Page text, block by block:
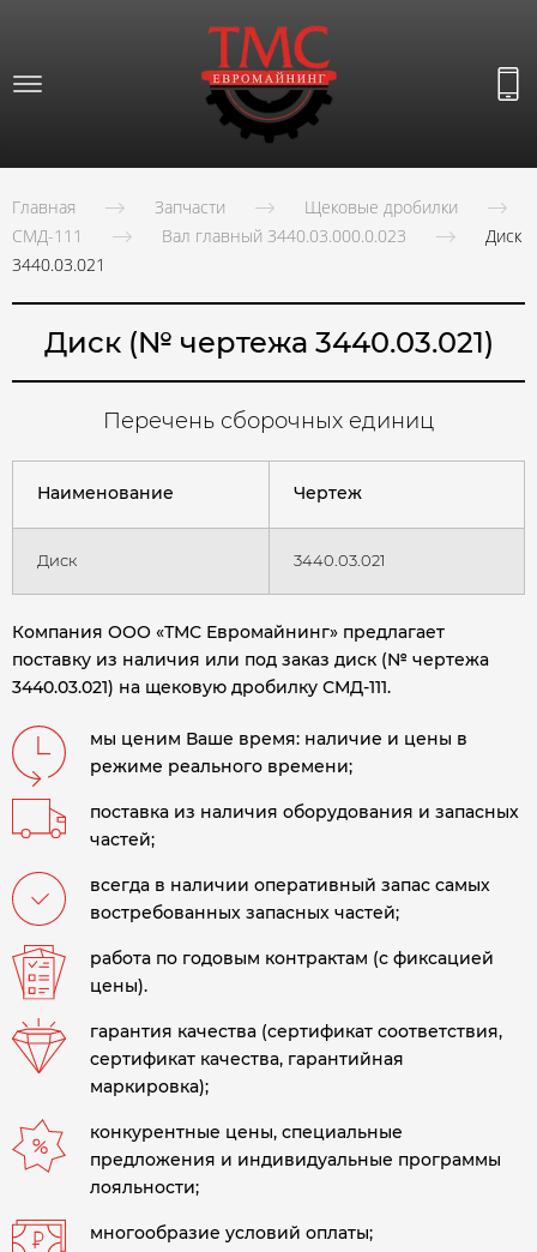
Главная Запчасти
Щековые дробилки
СМД-111
Вал главный 3440.03.000.0.023
Диск
3440.03.021
Диск (№ чертежа 3440.03.021)
Перечень сборочных единиц
Наименование Чертеж
Диск 3440.03.021
Компания ООО «ТМС Евромайнинг» предлагает
поставку из наличия или под заказ диск (№ чертежа
3440.03.021) на щековую дробилку СМД-111.
мы ценим Ваше время: наличие и цены в
режиме реального времени;
поставка из наличия оборудования и запасных
частей;
всегда в наличии оперативный запас самых
востребованных запасных частей;
работа по годовым контрактам (с фиксацией
цены).
гарантия качества (сертификат соответствия,
сертификат качества, гарантийная
маркировка);
конкурентные цены, специальные
предложения и индивидуальные программы
лояльности;
многообразие условий оплаты;